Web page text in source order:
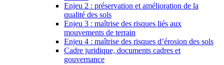
Enjeu 2 : préservation et amélioration de la
qualité des sols
Enjeu 3 : maîtrise des risques liés aux
mouvements de terrain
Enjeu 4 : maîtrise des risques d’érosion des sols
Cadre juridique, documents cadres et
gouvernance